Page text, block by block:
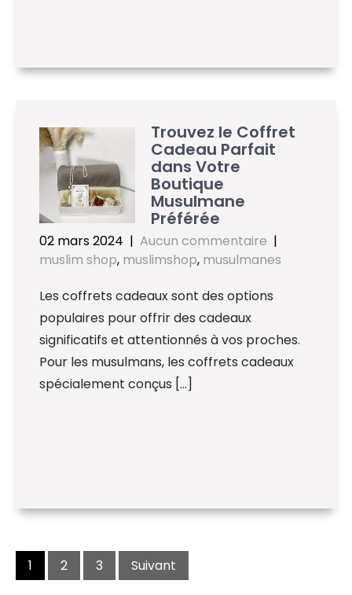
Trouvez le Coffret
Cadeau Parfait
dans Votre
Boutique
Musulmane
Préférée
02 mars 2024 | Aucun commentaire |
muslim shop, muslimshop, musulmanes
Les coffrets cadeaux sont des options
populaires pour offrir des cadeaux
significatifs et attentionnés à vos proches.
Pour les musulmans, les coffrets cadeaux
spécialement conçus […]
Navigation
des
articles
1 2 3 Suivant